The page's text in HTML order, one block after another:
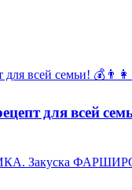
для всей